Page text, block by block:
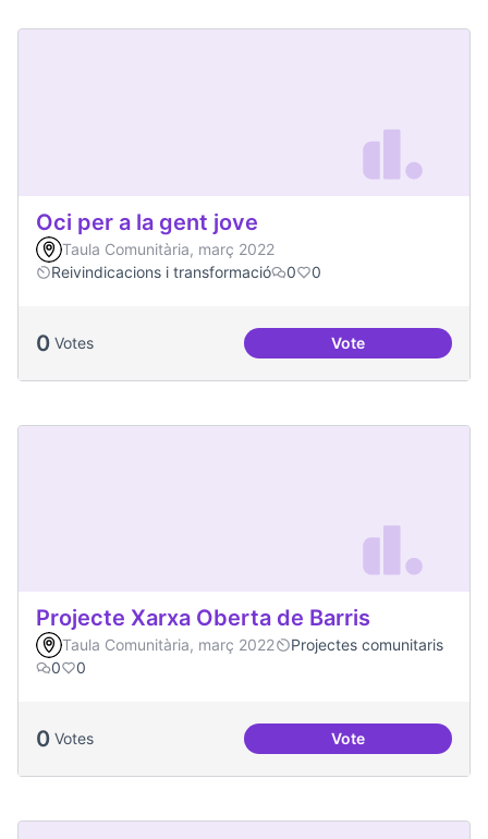
Oci per a la gent jove
Taula Comunitària, març 2022
Reivindicacions i transformació
0 0
0 Votes VoteOci per a la gent
Projecte Xarxa Oberta de Barris
Taula Comunitària, març 2022
Projectes comunitaris
0
0
0 Votes VoteProjecte Xarxa